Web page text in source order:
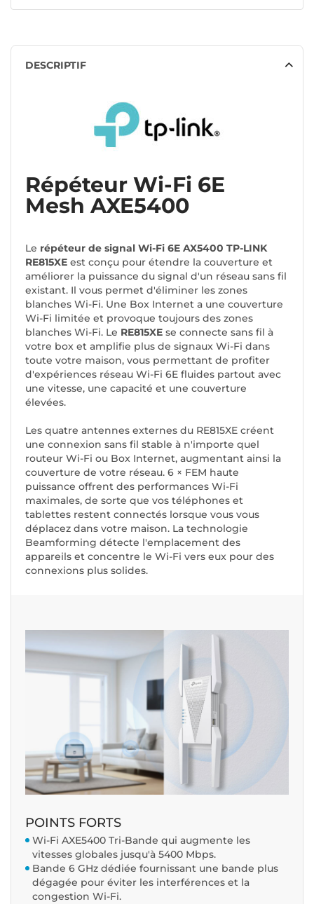
DESCRIPTIF
Répéteur Wi-Fi 6E
Mesh AXE5400
Le répéteur de signal Wi-Fi 6E AX5400 TP-LINK
RE815XE est conçu pour étendre la couverture et
améliorer la puissance du signal d'un réseau sans fil
existant. Il vous permet d'éliminer les zones
blanches Wi-Fi. Une Box Internet a une couverture
Wi-Fi limitée et provoque toujours des zones
blanches Wi-Fi. Le RE815XE se connecte sans fil à
votre box et amplifie plus de signaux Wi-Fi dans
toute votre maison, vous permettant de profiter
d'expériences réseau Wi-Fi 6E fluides partout avec
une vitesse, une capacité et une couverture
élevées.
Les quatre antennes externes du RE815XE créent
une connexion sans fil stable à n'importe quel
routeur Wi-Fi ou Box Internet, augmentant ainsi la
couverture de votre réseau. 6 × FEM haute
puissance offrent des performances Wi-Fi
maximales, de sorte que vos téléphones et
tablettes restent connectés lorsque vous vous
déplacez dans votre maison. La technologie
Beamforming détecte l'emplacement des
appareils et concentre le Wi-Fi vers eux pour des
connexions plus solides.
POINTS FORTS
Wi-Fi AXE5400 Tri-Bande qui augmente les
vitesses globales jusqu'à 5400 Mbps.
Bande 6 GHz dédiée fournissant une bande plus
dégagée pour éviter les interférences et la
congestion Wi-Fi.